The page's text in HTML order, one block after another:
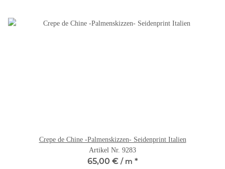
Crepe de Chine -Palmenskizzen- Seidenprint Italien
Artikel Nr. 9283
65,00 €/ m *